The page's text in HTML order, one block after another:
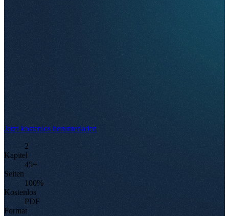
Jetzt kostenlos herunterladen
2
Kapitel
45+
Seiten
100%
Kostenlos
PDF
Format